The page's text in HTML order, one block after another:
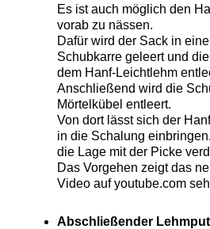
Es ist auch möglich den
vorab zu nässen.
Dafür wird der Sack in
Schubkarre geleert und
dem Hanf-Leichtlehm
Anschließend wird die
Mörtelkübel entleert.
Von dort lässt sich der
in die Schalung
die Lage mit der Picke
Das Vorgehen zeigt das
Video auf youtube.com
Abschließender